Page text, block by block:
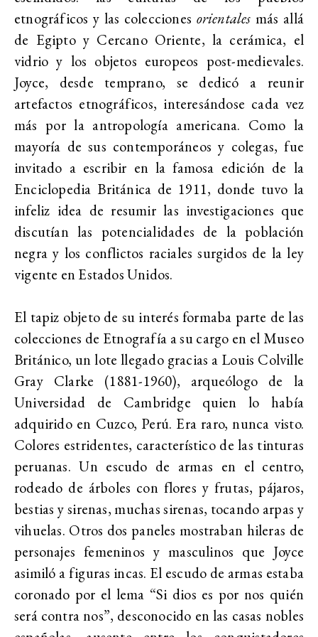
etnográficos y las colecciones orientales más allá
de Egipto y Cercano Oriente, la cerámica, el
vidrio y los objetos europeos post-medievales.
Joyce, desde temprano, se dedicó a reunir
artefactos etnográficos, interesándose cada vez
más por la antropología americana. Como la
mayoría de sus contemporáneos y colegas, fue
invitado a escribir en la famosa edición de la
Enciclopedia Británica de 1911, donde tuvo la
infeliz idea de resumir las investigaciones que
discutían las potencialidades de la población
negra y los conflictos raciales surgidos de la ley
vigente en Estados Unidos.
El tapiz objeto de su interés formaba parte de las
colecciones de Etnografía a su cargo en el Museo
Británico, un lote llegado gracias a Louis Colville
Gray Clarke (1881-1960), arqueólogo de la
Universidad de Cambridge quien lo había
adquirido en Cuzco, Perú. Era raro, nunca visto.
Colores estridentes, característico de las tinturas
peruanas. Un escudo de armas en el centro,
rodeado de árboles con flores y frutas, pájaros,
bestias y sirenas, muchas sirenas, tocando arpas y
vihuelas. Otros dos paneles mostraban hileras de
personajes femeninos y masculinos que Joyce
asimiló a figuras incas. El escudo de armas estaba
coronado por el lema “Si dios es por nos quién
será contra nos”, desconocido en las casas nobles